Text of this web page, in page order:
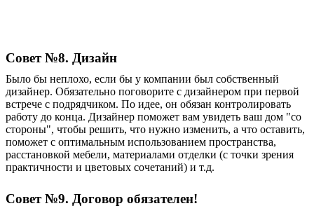
Совет №8. Дизайн
Было бы неплохо, если бы у компании был собственный
дизайнер. Обязательно поговорите с дизайнером при первой
встрече с подрядчиком. По идее, он обязан контролировать
работу до конца. Дизайнер поможет вам увидеть ваш дом "со
стороны", чтобы решить, что нужно изменить, а что оставить,
поможет с оптимальным использованием пространства,
расстановкой мебели, материалами отделки (с точки зрения
практичности и цветовых сочетаний) и т.д.
Совет №9. Договор обязателен!